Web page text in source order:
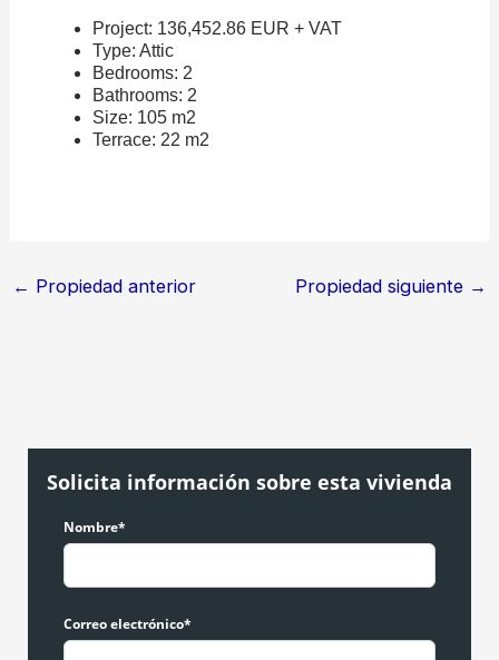
Project: 136,452.86 EUR + VAT
Type: Attic
Bedrooms: 2
Bathrooms: 2
Size: 105 m2
Terrace: 22 m2
← Propiedad anterior Propiedad siguiente →
Solicita información sobre esta vivienda
Nombre*
Correo electrónico*